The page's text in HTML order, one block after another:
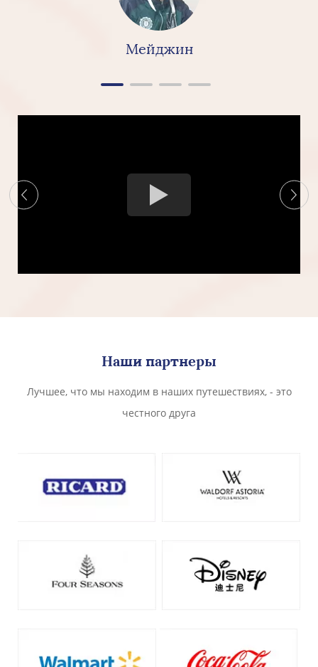
хорошая, поэтому я бы очень и очень
рекомендую керамики Linkbridge »
Мейджин
Наши партнеры
Лучшее, что мы находим в наших путешествиях, - это
честного друга